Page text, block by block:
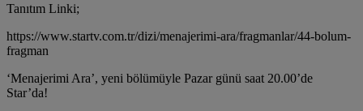
Tanıtım Linki;
https://www.startv.com.tr/dizi/menajerimi-ara/fragmanlar/44-bolum-
fragman
‘Menajerimi Ara’, yeni bölümüyle Pazar günü saat 20.00’de
Star’da!